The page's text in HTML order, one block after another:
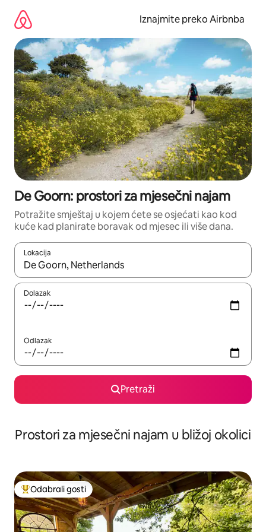
sadržaj
Iznajmite preko Airbnba
De Goorn: prostori za mjesečni najam
Potražite smještaj u kojem ćete se osjećati kao kod
kuće kad planirate boravak od mjesec ili više dana.
Lokacija
Kada budu dostupni rezultati, moći ćete ih pregledati
Dolazak
Odlazak
Pretraži
Prostori za mjesečni najam u bližoj okolici
Među najviše rangiranima s oznakom „Odabrali gosti”
Odabrali gosti